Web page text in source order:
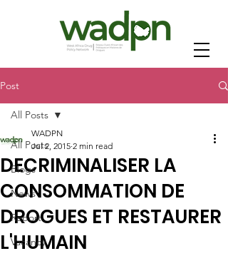
Post
All Posts
Blogs
News
Report
Vacancy
All Posts
DECRIMINALISER LA
CONSOMMATION DE
DROGUES ET RESTAURER
L'HUMAIN
WADPN
Jul 2, 2015 2 min read